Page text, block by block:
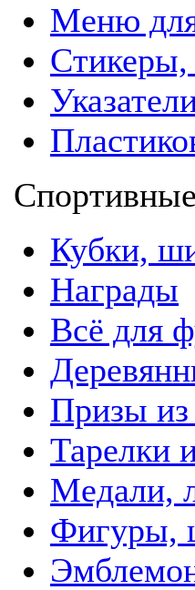
Меню
Стикеры,
Кубки,
Награды
Всё для
Призы из
Тарелки
Медали,
Фигуры,